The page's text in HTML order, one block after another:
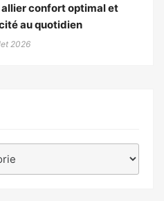
allier confort optimal et
au quotidien
2026